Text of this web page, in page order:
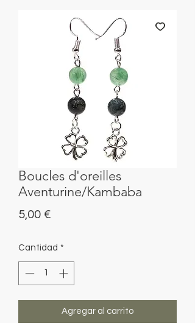
Boucles d'oreilles
Aventurine/Kambaba
5,00 €Precio
Cantidad *
Agregar al carrito